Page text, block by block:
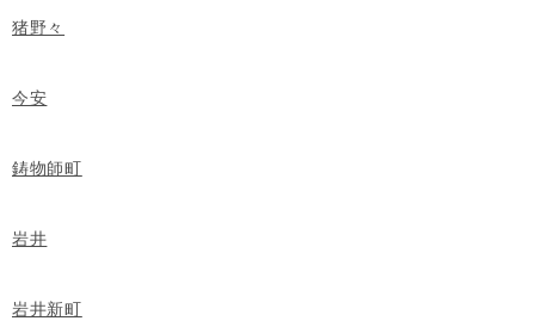
猪野々
今安
鋳物師町
岩井
岩井新町